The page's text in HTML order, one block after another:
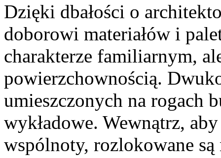
Dzięki dbałości o
doborowi materiałów i
charakterze familiarnym,
powierzchownością.
umieszczonych na rogach
wykładowe. Wewnątrz,
wspólnoty, rozlokowane